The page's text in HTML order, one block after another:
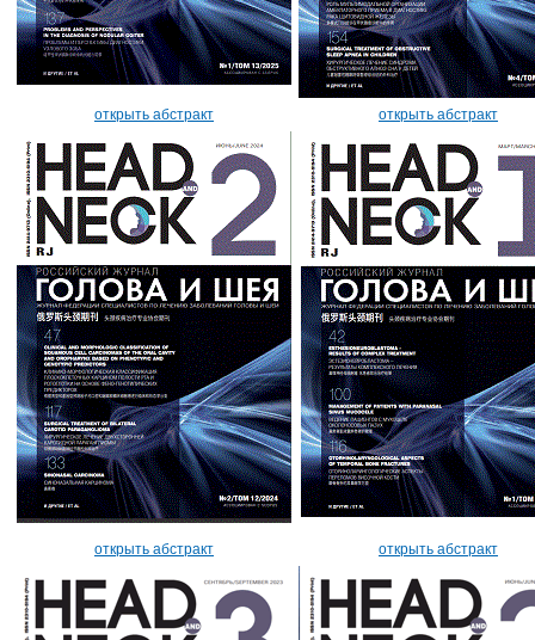
открыть абстракт открыть абстракт
открыть абстракт открыть абстракт